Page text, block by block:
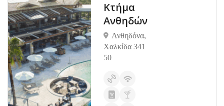
Κτήμα
Ανθηδών
Ανθηδόνα,
Χαλκίδα 341
50